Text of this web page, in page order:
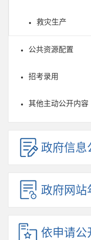
救灾生产
公共资源配置
招考录用
其他主动公开内容
政府信息
政府网站
依申请公